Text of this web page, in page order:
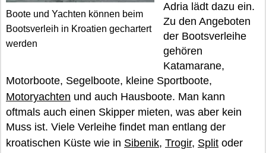
Boote und Yachten können beim
Bootsverleih in Kroatien gechartert
werden
Adria lädt dazu ein.
Zu den Angeboten
der Bootsverleihe
gehören
Katamarane,
Motorboote, Segelboote, kleine Sportboote,
Motoryachten und auch Hausboote. Man kann
oftmals auch einen Skipper mieten, was aber kein
Muss ist. Viele Verleihe findet man entlang der
kroatischen Küste wie in Sibenik, Trogir, Split oder